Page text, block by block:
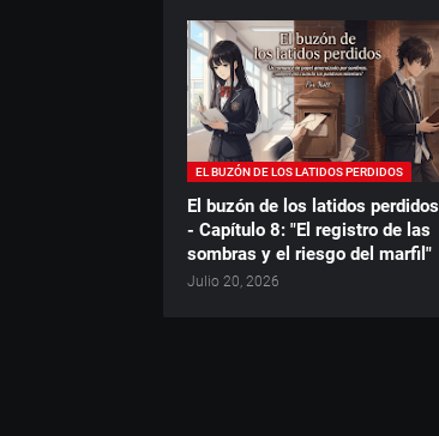
EL BUZÓN DE LOS LATIDOS PERDIDOS
El buzón de los latidos perdidos
- Capítulo 8: "El registro de las
sombras y el riesgo del marfil"
Julio 20, 2026